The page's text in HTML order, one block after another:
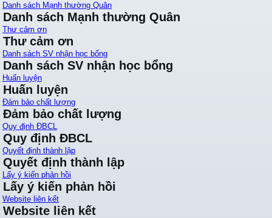
Danh sách Mạnh thường Quân
Danh sách Mạnh thường Quân
Thư cảm ơn
Thư cảm ơn
Danh sách SV nhận học bổng
Danh sách SV nhận học bổng
Huấn luyện
Huấn luyện
Đảm bảo chất lượng
Đảm bảo chất lượng
Quy định ĐBCL
Quy định ĐBCL
Quyết định thành lập
Quyết định thành lập
Lấy ý kiến phản hồi
Lấy ý kiến phản hồi
Website liên kết
Website liên kết